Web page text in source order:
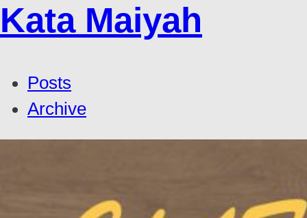
Kata Maiyah
Posts
Archive